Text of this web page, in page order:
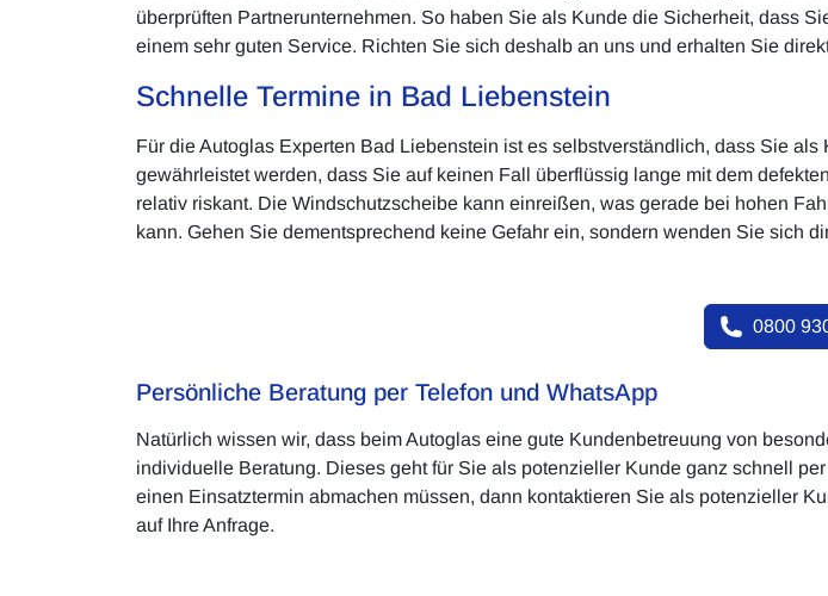
überprüften Partnerunternehmen. So haben Sie als Kunde die Sicherheit, dass
einem sehr guten Service. Richten Sie sich deshalb an uns und erhalten Sie
Schnelle Termine in Bad Liebenstein
Für die Autoglas Experten Bad Liebenstein ist es selbstverständlich, dass Sie
gewährleistet werden, dass Sie auf keinen Fall überflüssig lange mit dem
relativ riskant. Die Windschutzscheibe kann einreißen, was gerade bei hohen
kann. Gehen Sie dementsprechend keine Gefahr ein, sondern wenden Sie sich
0800
Persönliche Beratung per Telefon und WhatsApp
Natürlich wissen wir, dass beim Autoglas eine gute Kundenbetreuung von
individuelle Beratung. Dieses geht für Sie als potenzieller Kunde ganz schnell
einen Einsatztermin abmachen müssen, dann kontaktieren Sie als potenzieller
auf Ihre Anfrage.